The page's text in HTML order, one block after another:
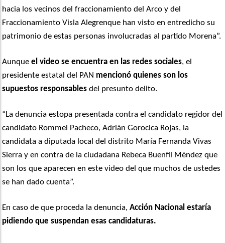
hacia los vecinos del fraccionamiento del Arco y del
Fraccionamiento Visla Alegrenque han visto en entredicho su
patrimonio de estas personas involucradas al partido Morena”.
Aunqueel video se encuentra en las redes sociales, el
presidente estatal del PAN mencionó quienes son los
supuestos responsables del presunto delito.
“La denuncia estopa presentada contra el candidato regidor del
candidato Rommel Pacheco, Adrián Gorocica Rojas, la
candidata a diputada local del distrito María Fernanda Vivas
Sierra y en contra de la ciudadana Rebeca Buenfil Méndez que
son los que aparecen en este video del que muchos de ustedes
se han dado cuenta”.
En caso de que proceda la denuncia,Acción Nacional estaría
pidiendo que suspendan esas candidaturas.